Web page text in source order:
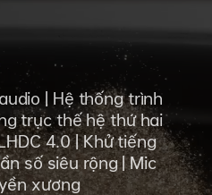
| Hệ thống trình
trục thế hệ thứ hai
4.0 | Khử tiếng
số siêu rộng | Mic
xương